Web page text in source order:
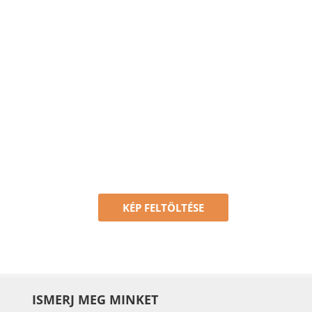
KÉP FELTÖLTÉSE
ISMERJ MEG MINKET